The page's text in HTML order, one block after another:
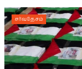
சர்வதேசம்